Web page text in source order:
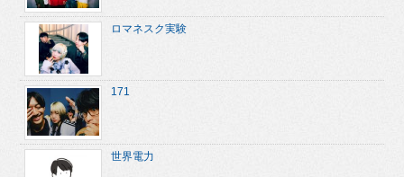
ロマネスク実験
171
世界電力